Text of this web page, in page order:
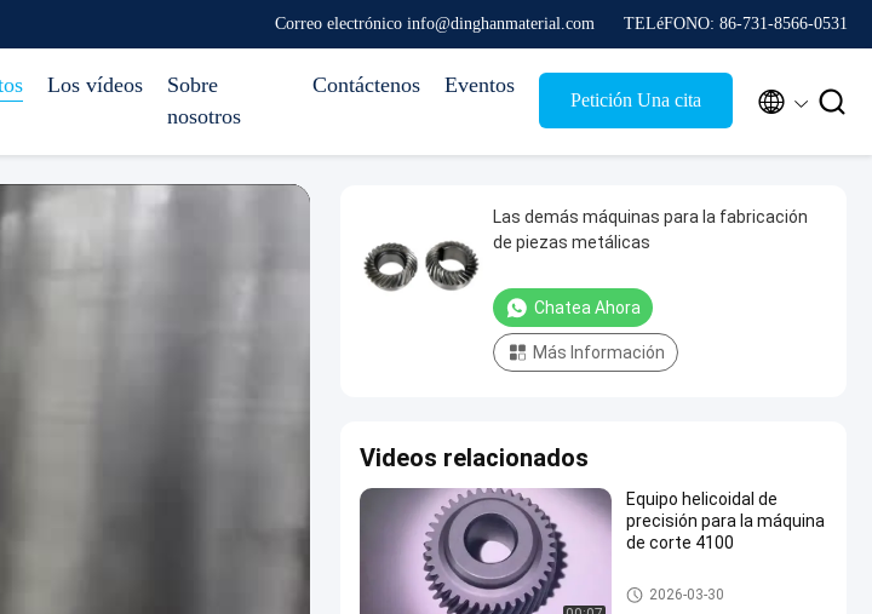
Correo electrónico info@dinghanmaterial.com TELéFONO: 86-731-8566-0531
Los vídeos
Sobre
nosotros
Contáctenos Eventos
Petición Una cita  
Las demás máquinas para la fabricación
de piezas metálicas
Chatea Ahora
Más Información
Videos relacionados
Equipo helicoidal de
precisión para la máquina
de corte 4100
Equipo de herramientas eléctri
cas
2026-03-30